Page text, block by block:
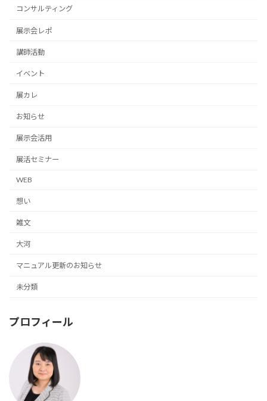
コンサルティング
展示会レポ
講師活動
イベント
展カレ
お知らせ
展示会活用
展活セミナー
WEB
想い
雑文
大河
マニュアル更新のお知らせ
未分類
プロフィール